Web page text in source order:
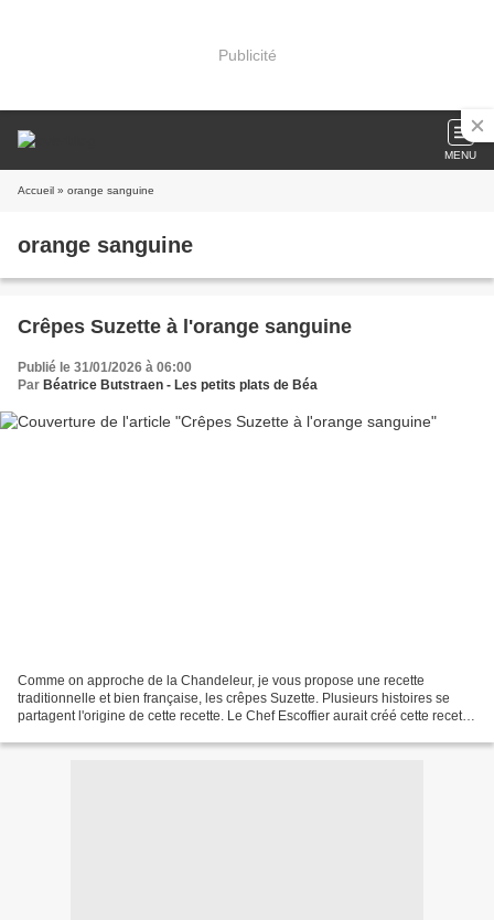
Publicité
MENU
Accueil » orange sanguine
orange sanguine
Crêpes Suzette à l'orange sanguine
Publié le 31/01/2026 à 06:00
Par Béatrice Butstraen - Les petits plats de Béa
Comme on approche de la Chandeleur, je vous propose une recette
traditionnelle et bien française, les crêpes Suzette. Plusieurs histoires se
partagent l'origine de cette recette. Le Chef Escoffier aurait créé cette recette